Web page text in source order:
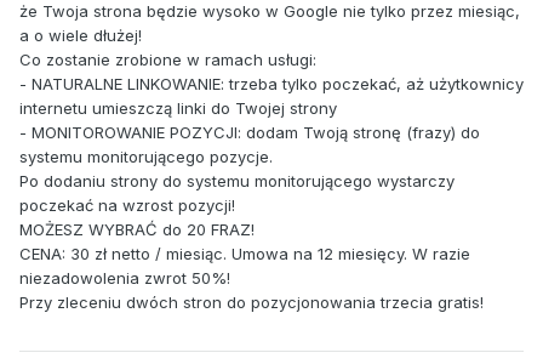
że Twoja strona będzie wysoko w Google nie tylko przez miesiąc,
a o wiele dłużej!
Co zostanie zrobione w ramach usługi:
- NATURALNE LINKOWANIE: trzeba tylko poczekać, aż użytkownicy
internetu umieszczą linki do Twojej strony
- MONITOROWANIE POZYCJI: dodam Twoją stronę (frazy) do
systemu monitorującego pozycje.
Po dodaniu strony do systemu monitorującego wystarczy
poczekać na wzrost pozycji!
MOŻESZ WYBRAĆ do 20 FRAZ!
CENA: 30 zł netto / miesiąc. Umowa na 12 miesięcy. W razie
niezadowolenia zwrot 50%!
Przy zleceniu dwóch stron do pozycjonowania trzecia gratis!